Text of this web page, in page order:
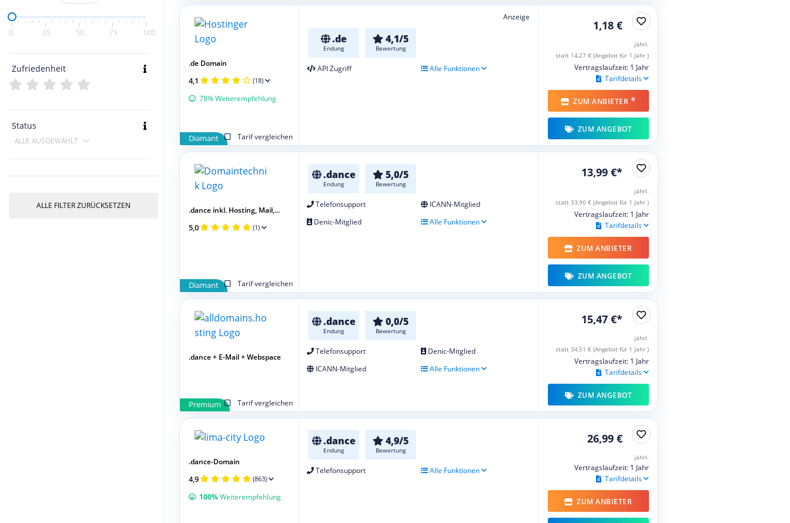
0 25 50 75 100
Zufriedenheit
Status
ALLE AUSGEWÄHLT
ALLE FILTER ZURÜCKSETZEN
Anzeige
.de
Endung
4,1/5
Bewertung
API Zugriff Alle Funktionen
Diamant Tarif vergleichen
.de Domain
4,1 (18)
78% Weiterempfehlung
1,18 €
jährl.
statt 14,27 € (Angebot für 1 Jahr )
Vertragslaufzeit: 1 Jahr
Tarifdetails
ZUM ANBIETER *
ZUM ANGEBOT
.dance
Endung
5,0/5
Bewertung
Telefonsupport
ICANN-Mitglied
Denic-Mitglied
Alle Funktionen
Diamant Tarif vergleichen
.dance inkl. Hosting, Mail,...
5,0 (1)
13,99 €*
jährl.
statt 33,90 € (Angebot für 1 Jahr )
Vertragslaufzeit: 1 Jahr
Tarifdetails
ZUM ANBIETER
ZUM ANGEBOT
.dance
Endung
0,0/5
Bewertung
Telefonsupport
Denic-Mitglied
ICANN-Mitglied
Alle Funktionen
Premium Tarif vergleichen
.dance + E-Mail + Webspace
15,47 €*
jährl.
statt 34,51 € (Angebot für 1 Jahr )
Vertragslaufzeit: 1 Jahr
Tarifdetails
ZUM ANGEBOT
.dance
Endung
4,9/5
Bewertung
Telefonsupport Alle Funktionen
.dance-Domain
4,9 (863)
100%Weiterempfehlung
26,99 €
jährl.
Vertragslaufzeit: 1 Jahr
Tarifdetails
ZUM ANBIETER